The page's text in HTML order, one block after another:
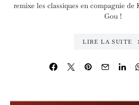
remixe les classiques en compagnie
Gou !
LIRE LA SUITE